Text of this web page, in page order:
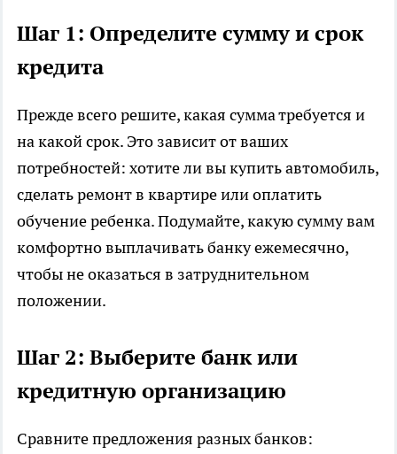
Шаг 1: Определите сумму и срок
кредита
Прежде всего решите, какая сумма требуется и
на какой срок. Это зависит от ваших
потребностей: хотите ли вы купить автомобиль,
сделать ремонт в квартире или оплатить
обучение ребенка. Подумайте, какую сумму вам
комфортно выплачивать банку ежемесячно,
чтобы не оказаться в затруднительном
положении.
Шаг 2: Выберите банк или
кредитную организацию
Сравните предложения разных банков: